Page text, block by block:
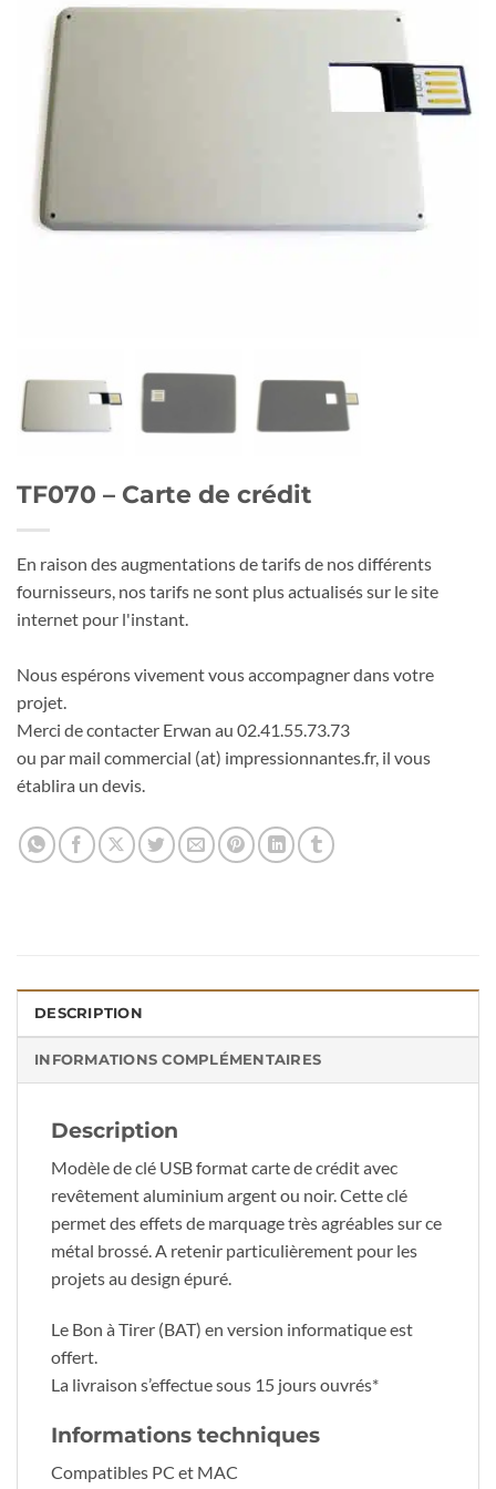
TF070 – Carte de crédit
En raison des augmentations de tarifs de nos différents
fournisseurs, nos tarifs ne sont plus actualisés sur le site
internet pour l'instant.
Nous espérons vivement vous accompagner dans votre
projet.
Merci de contacter Erwan au 02.41.55.73.73
ou par mail commercial (at) impressionnantes.fr, il vous
établira un devis.
DESCRIPTION
INFORMATIONS COMPLÉMENTAIRES
Description
Modèle de clé USB format carte de crédit avec
revêtement aluminium argent ou noir. Cette clé
permet des effets de marquage très agréables sur ce
métal brossé. A retenir particulièrement pour les
projets au design épuré.
Le Bon à Tirer (BAT) en version informatique est
offert.
La livraison s’effectue sous 15 jours ouvrés*
Informations techniques
Compatibles PC et MAC